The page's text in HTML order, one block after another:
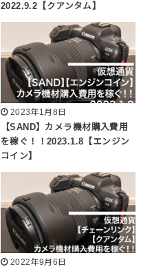
2022.9.2【クアンタム】
2023年1月8日
【SAND】カメラ機材購入費用
を稼ぐ！！2023.1.8【エンジン
コイン】
2022年9月6日